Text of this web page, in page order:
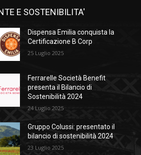
E SOSTENIBILITA'
Dispensa Emilia conquista la
Certificazione B Corp
25 Luglio 2025
Ferrarelle Società Benefit
presenta il Bilancio di
Sostenibilità 2024
24 Luglio 2025
Gruppo Colussi: presentato il
bilancio di sostenibilità 2024
23 Luglio 2025